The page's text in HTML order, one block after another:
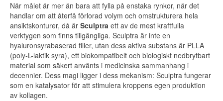
När målet är mer än bara att fylla på enstaka rynkor, när det
handlar om att återfå förlorad volym och omstrukturera hela
ansiktskonturer, då är Sculptra ett av de mest kraftfulla
verktygen som finns tillgängliga. Sculptra är inte en
hyaluronsyrabaserad filler, utan dess aktiva substans är PLLA
(poly-L-laktik syra), ett biokompatibelt och biologiskt nedbrytbart
material som säkert använts i medicinska sammanhang i
decennier. Dess magi ligger i dess mekanism: Sculptra fungerar
som en katalysator för att stimulera kroppens egen produktion
av kollagen.